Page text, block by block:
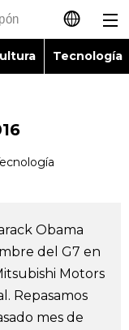
日本語
Français
العربية
Русский
Tecnología
Obama
del G7 en
Motors
Repasamos
mes de